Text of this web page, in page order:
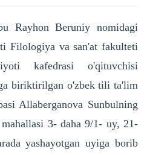
Rayhon Beruniy nomidagi
Filologiya va san'at fakulteti
kafedrasi o'qituvchisi
biriktirilgan o'zbek tili ta'lim
Allaberganova Sunbulning
3- daha 9/1- uy, 21-
yashayotgan uyiga borib